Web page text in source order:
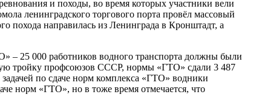
и походы, во время которых участники вели
ленинградского торгового порта провёл массовый
похода направилась из Ленинграда в Кронштадт, а
– 25 000 работников водного транспорта должны были
тройку профсоюзов СССР, нормы «ГТО» сдали 3 487
по сдаче норм комплекса «ГТО» водники
норм «ГТО», но в тоже время отмечается, что